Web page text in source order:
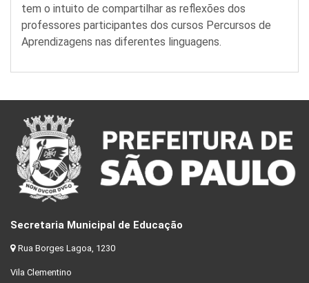
tem o intuito de compartilhar as reflexões dos
professores participantes dos cursos Percursos de
Aprendizagens nas diferentes linguagens.
Secretaria Municipal de Educação
Rua Borges Lagoa, 1230
Vila Clementino